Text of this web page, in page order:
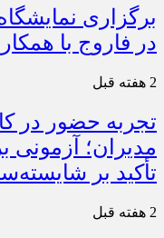
برگزاری
در فاروج با
2 هفته قبل
تجربه حضور در
مدیران؛ آزمونی
تأکید بر
2 هفته قبل